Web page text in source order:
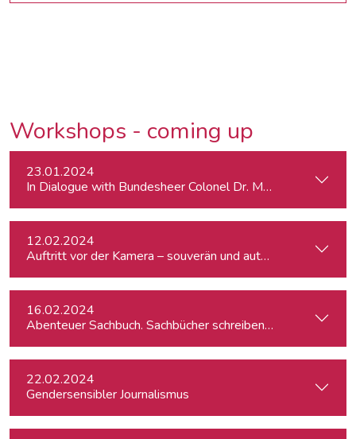
Workshops - coming up
23.01.2024
In Dialogue with Bundesheer Colonel Dr. Markus Reisner
12.02.2024
Auftritt vor der Kamera – souverän und authentisch
16.02.2024
Abenteuer Sachbuch. Sachbücher schreiben für
22.02.2024
Gendersensibler Journalismus